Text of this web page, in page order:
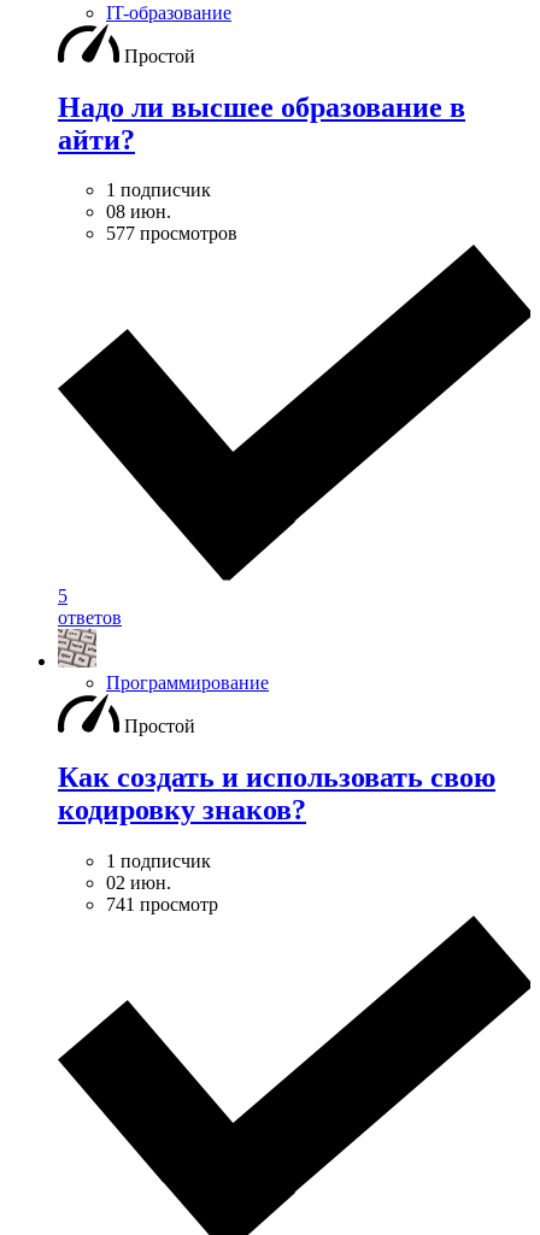
IT-образование
Простой
Надо ли высшее образование в
айти?
1 подписчик
08 июн.
577 просмотров
5
ответов
Программирование
Простой
Как создать и использовать свою
кодировку знаков?
1 подписчик
02 июн.
741 просмотр